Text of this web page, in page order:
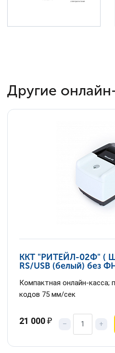
Другие
ККТ "РИТЕЙЛ-02Ф" (
RS/USB (белый) без
Компактная онлайн-касса;
кодов 75 мм/сек
21 000₽ – +